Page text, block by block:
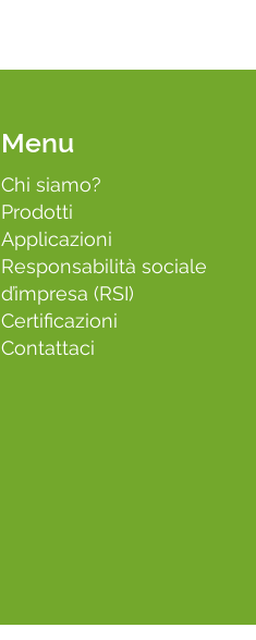
Menu
Chi siamo?
Prodotti
Applicazioni
Responsabilità sociale
d’impresa (RSI)
Certificazioni
Contattaci